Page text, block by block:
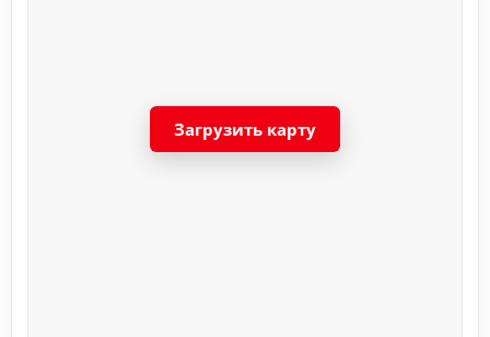
Загрузить карту